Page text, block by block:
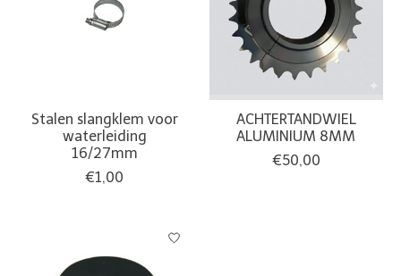
Stalen slangklem voor
waterleiding
16/27mm
€1,00
ACHTERTANDWIEL
ALUMINIUM 8MM
€50,00